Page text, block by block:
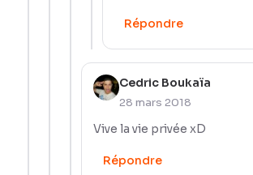
Répondre
Cedric Boukaïa
28 mars 2018
Vive la vie privée xD
Répondre